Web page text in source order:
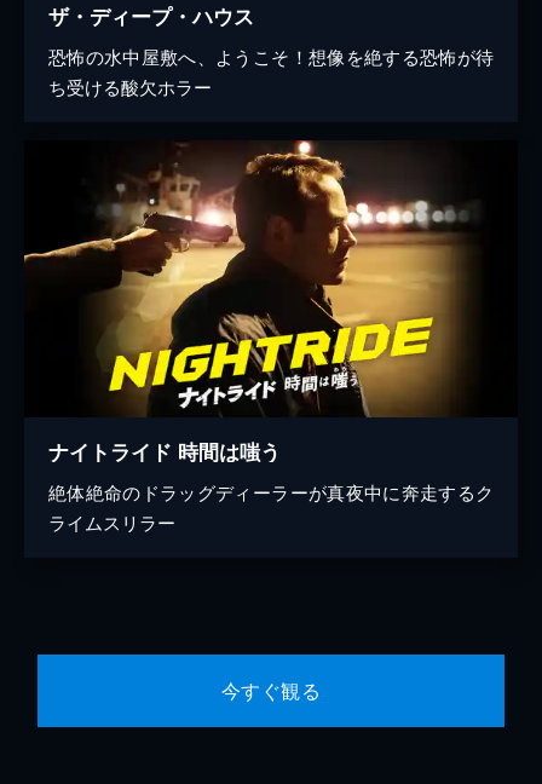
ザ・ディープ・ハウス
恐怖の水中屋敷へ、ようこそ！想像を絶する恐怖が待
ち受ける酸欠ホラー
ナイトライド 時間は嗤う
絶体絶命のドラッグディーラーが真夜中に奔走するク
ライムスリラー
今すぐ観る